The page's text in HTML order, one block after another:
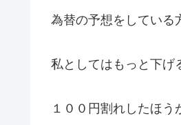
為替の予想をしている
私としてはもっと下げ
１００円割れしたほう